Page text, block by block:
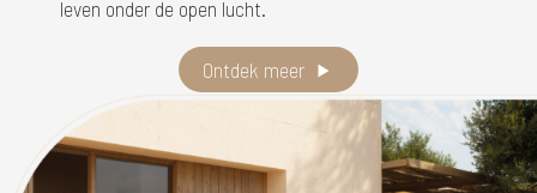
leven onder de open lucht.
Ontdek meer